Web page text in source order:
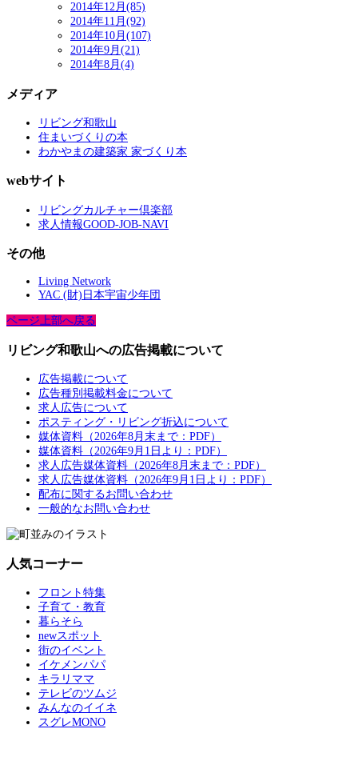
2014年12月(85)
2014年11月(92)
2014年10月(107)
2014年9月(21)
2014年8月(4)
メディア
リビング和歌山
住まいづくりの本
わかやまの建築家 家づくり本
webサイト
リビングカルチャー倶楽部
求人情報GOOD-JOB-NAVI
その他
Living Network
YAC (財)日本宇宙少年団
ページ上部へ戻る
リビング和歌山への広告掲載について
広告掲載について
広告種別掲載料金について
求人広告について
ポスティング・リビング折込について
媒体資料（2026年8月末まで：PDF）
媒体資料（2026年9月1日より：PDF）
求人広告媒体資料（2026年8月末まで：PDF）
求人広告媒体資料（2026年9月1日より：PDF）
配布に関するお問い合わせ
一般的なお問い合わせ
人気コーナー
フロント特集
子育て・教育
暮らそら
newスポット
街のイベント
イケメンパパ
キラリママ
テレビのツムジ
みんなのイイネ
スグレMONO